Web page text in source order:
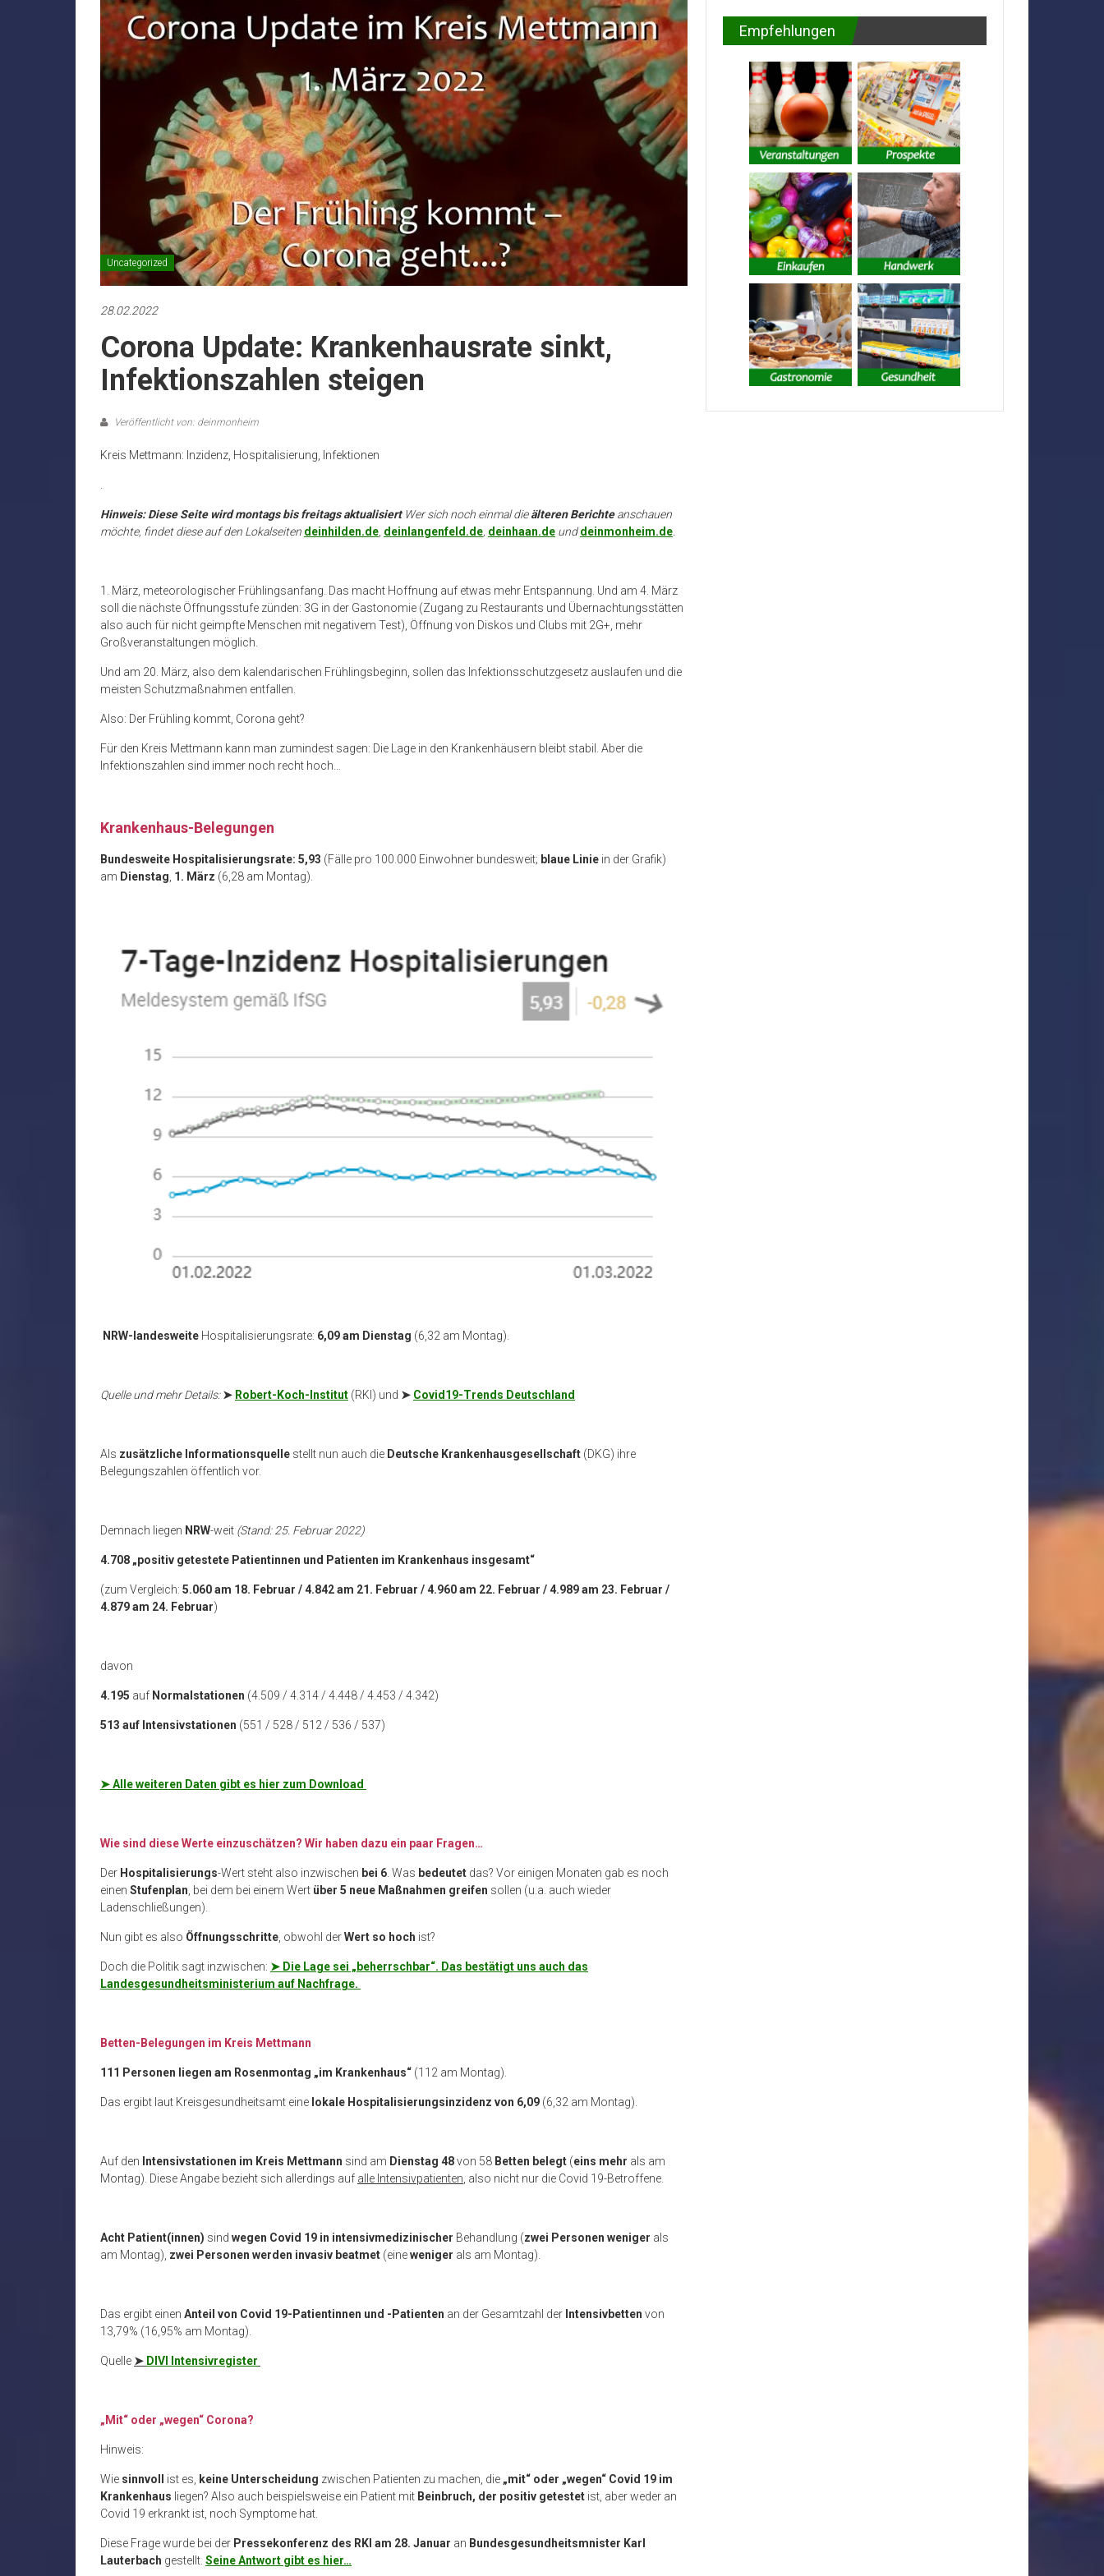
Uncategorized
28.02.2022
Corona Update: Krankenhausrate sinkt,
Infektionszahlen steigen
Veröffentlicht von: deinmonheim
Kreis Mettmann: Inzidenz, Hospitalisierung, Infektionen
Hinweis: Diese Seite wird montags bis freitags aktualisiert Wer sich noch einmal dieälteren Berichteanschauen
möchte, findet diese auf den Lokalseiten deinhilden.de deinlangenfeld.de, deinhaan.de unddeinmonheim.de
1. März, meteorologischer Frühlingsanfang. Das macht Hoffnung auf etwas mehr Entspannung. Und am 4. März
soll die nächste Öffnungsstufe zünden: 3G in der Gastonomie (Zugang zu Restaurants und Übernachtungsstätten
also auch für nicht geimpfte Menschen mit negativem Test), Öffnung von Diskos und Clubs mit 2G+, mehr
Großveranstaltungen möglich.
Und am 20. März, also dem kalendarischen Frühlingsbeginn, sollen das Infektionsschutzgesetz auslaufen und die
meisten Schutzmaßnahmen entfallen.
Also: Der Frühling kommt, Corona geht?
Für den Kreis Mettmann kann man zumindest sagen: Die Lage in den Krankenhäusern bleibt stabil. Aber die
Infektionszahlen sind immer noch recht hoch…
Krankenhaus-Belegungen
Bundesweite Hospitalisierungsrate: 5,93 (Fälle pro 100.000 Einwohner bundesweit; blaue Linie in der Grafik)
am Dienstag 1. März (6,28 am Montag).
NRW-landesweite Hospitalisierungsrate: 6,09 am Dienstag (6,32 am Montag).
Quelle und mehr Details:➤ Robert-Koch-Institut (RKI) und ➤ Covid19-Trends Deutschland
Als zusätzliche Informationsquelle stellt nun auch die Deutsche Krankenhausgesellschaft (DKG) ihre
Belegungszahlen öffentlich vor.
Demnach liegen NRW-weit (Stand: 25. Februar 2022)
4.708 „positiv getestete Patientinnen und Patienten im Krankenhaus insgesamt“
(zum Vergleich: 5.060 am 18. Februar / 4.842 am 21. Februar / 4.960 am 22. Februar / 4.989 am 23. Februar /
4.879 am 24. Februar)
davon
4.195 auf Normalstationen (4.509 / 4.314 / 4.448 / 4.453 / 4.342)
513 auf Intensivstationen (551 / 528 / 512 / 536 / 537)
➤Alle weiteren Daten gibt es hier zum Download
Wie sind diese Werte einzuschätzen? Wir haben dazu ein paar Fragen…
Der Hospitalisierungs-Wert steht also inzwischen bei 6 . Was bedeutet das? Vor einigen Monaten gab es noch
einen Stufenplan , bei dem bei einem Wert über 5 neue Maßnahmen greifen sollen (u.a. auch wieder
Ladenschließungen).
Nun gibt es also Öffnungsschritte , obwohl derWert so hoch ist?
Doch die Politik sagt inzwischen: ➤ Die Lage sei „beherrschbar“. Das bestätigt uns auch das
Landesgesundheitsministerium auf Nachfrage.
Betten-Belegungen im Kreis Mettmann
111 Personen liegen am Rosenmontag „im Krankenhaus“ (112 am Montag).
Das ergibt laut Kreisgesundheitsamt eine lokale Hospitalisierungsinzidenz von 6,09 (6,32 am Montag).
Auf den Intensivstationen im Kreis Mettmann sind am Dienstag 48von 58 Betten belegt (eins mehr als am
Montag). Diese Angabe bezieht sich allerdings auf alle Intensivpatienten , also nicht nur die Covid 19-Betroffene.
Acht Patient(innen) sind wegen Covid 19 in intensivmedizinischer Behandlung (zwei Personen weniger als
am Montag), zwei Personen werden invasiv beatmet (eineweniger als am Montag).
Das ergibt einen Anteil von Covid 19-Patientinnen und -Patienten an der Gesamtzahl der Intensivbetten von
13,79% (16,95% am Montag).
Quelle ➤ DIVI Intensivregister
„Mit“ oder „wegen“ Corona?
Hinweis:
Wie sinnvoll ist es, keine Unterscheidung zwischen Patienten zu machen, die „mit“ oder „wegen“ Covid 19 im
Krankenhaus liegen? Also auch beispielsweise ein Patient mit Beinbruch, der positiv getestet ist, aber weder an
Covid 19 erkrankt ist, noch Symptome hat.
Diese Frage wurde bei der Pressekonferenz des RKI am 28. Januar an Bundesgesundheitsmnister Karl
Lauterbach gestellt. Seine Antwort gibt es hier…
Empfehlungen